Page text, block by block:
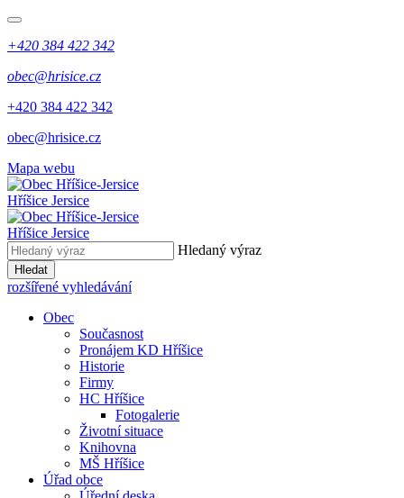
+420 384 422 342
obec@hrisice.cz
+420 384 422 342
obec@hrisice.cz
Mapa webu
Hříšice Jersice
Hříšice Jersice
Hledaný výraz
Hledat
rozšířené vyhledávání
Obec
Současnost
Pronájem KD Hříšice
Historie
Firmy
HC Hříšice
Fotogalerie
Životní situace
Knihovna
MŠ Hříšice
Úřad obce